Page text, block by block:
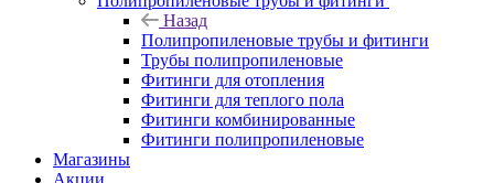
Назад
Полипропиленовые трубы и фитинги
Трубы полипропиленовые
Фитинги для отопления
Фитинги для теплого пола
Фитинги комбинированные
Фитинги полипропиленовые
Магазины
Акции